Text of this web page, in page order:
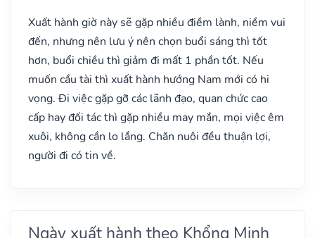
Xuất hành giờ này sẽ gặp nhiều điềm lành, niềm vui
đến, nhưng nên lưu ý nên chọn buổi sáng thì tốt
hơn, buổi chiều thì giảm đi mất 1 phần tốt. Nếu
muốn cầu tài thì xuất hành hướng Nam mới có hi
vọng. Đi việc gặp gỡ các lãnh đạo, quan chức cao
cấp hay đối tác thì gặp nhiều may mắn, mọi việc êm
xuôi, không cần lo lắng. Chăn nuôi đều thuận lợi,
người đi có tin về.
Ngày xuất hành theo Khổng Minh